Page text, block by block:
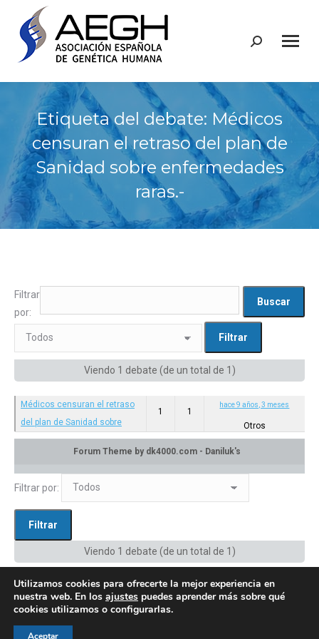
Buscar:
Etiqueta del debate: Médicos
censuran el retraso del plan de
Sanidad sobre enfermedades
raras.-
Filtrar
por:
Viendo 1 debate (de un total de 1)
Médicos censuran el retraso
del plan de Sanidad sobre
enfermedades raras.-
1 1
hace 9 años, 3 meses
Otros
Filtrar por:
Viendo 1 debate (de un total de 1)
Utilizamos cookies para ofrecerte la mejor experiencia en
nuestra web. En los ajustes puedes aprender más sobre qué
cookies utilizamos o configurarlas.
Aceptar